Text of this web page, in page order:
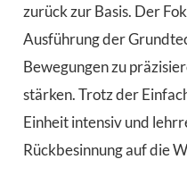
zurück zur Basis. Der
Ausführung der
Bewegungen zu
stärken. Trotz der
Einheit intensiv und
Rückbesinnung auf die